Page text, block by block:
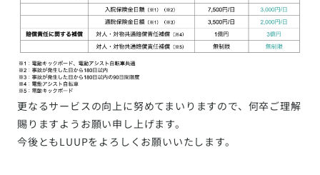
更なるサービスの向上に努めてまいりますので、何卒ご理解
賜りますようお願い申し上げます。
今後ともLUUPをよろしくお願いいたします。